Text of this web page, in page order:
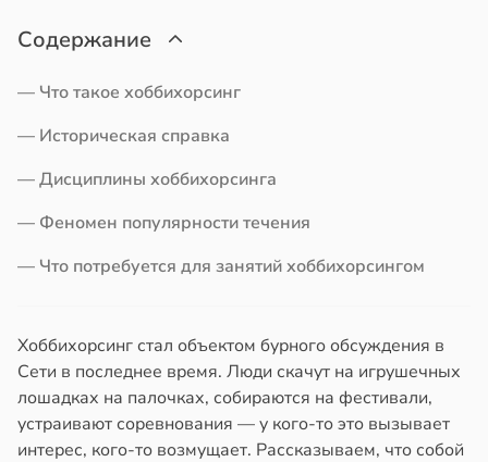
Содержание
— Что такое хоббихорсинг
— Историческая справка
— Дисциплины хоббихорсинга
— Феномен популярности течения
— Что потребуется для занятий хоббихорсингом
Хоббихорсинг стал объектом бурного обсуждения в
Сети в последнее время. Люди скачут на игрушечных
лошадках на палочках, собираются на фестивали,
устраивают соревнования — у кого-то это вызывает
интерес, кого-то возмущает. Рассказываем, что собой